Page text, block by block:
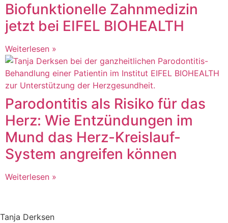
Biofunktionelle Zahnmedizin
jetzt bei EIFEL BIOHEALTH
Weiterlesen »
Parodontitis als Risiko für das
Herz: Wie Entzündungen im
Mund das Herz-Kreislauf-
System angreifen können
Weiterlesen »
Tanja Derksen